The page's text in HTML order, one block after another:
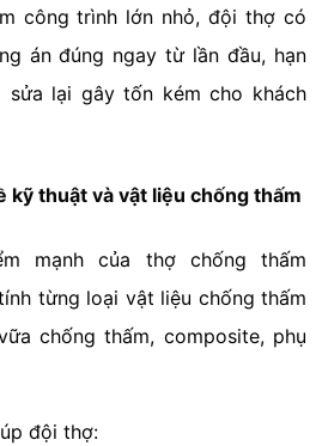
công trình lớn nhỏ, đội thợ có
án đúng ngay từ lần đầu, hạn
lại gây tốn kém cho khách
kỹ thuật và vật liệu chống thấm
mạnh của thợ chống thấm
từng loại vật liệu chống thấm
chống thấm, composite, phụ
đội thợ: